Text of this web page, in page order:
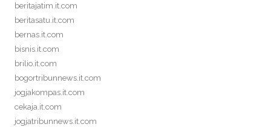
beritajatim.it.com
beritasatu.it.com
bernas.it.com
bisnis.it.com
brilio.it.com
bogortribunnews.it.com
jogjakompas.it.com
cekaja.it.com
jogjatribunnews.it.com